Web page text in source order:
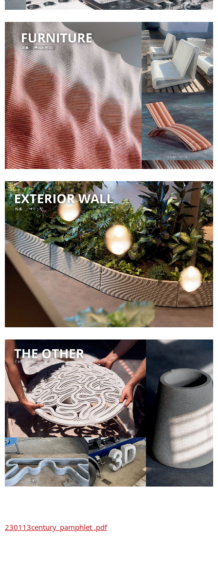
230113century_pamphlet .pdf